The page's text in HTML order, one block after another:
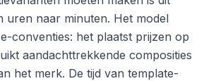
uren naar minuten. Het model
conventies: het plaatst prijzen op
aandachttrekkende composities
het merk. De tijd van template-